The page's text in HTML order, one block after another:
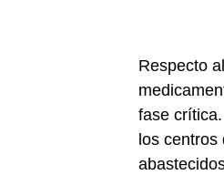
Respecto
fase
los centros